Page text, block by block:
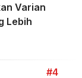
Varian
Lebih
#4